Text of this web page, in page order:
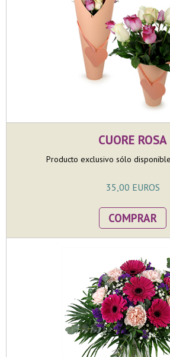
CUORE ROSA
Producto exclusivo sólo
35,00 EUROS
COMPRAR